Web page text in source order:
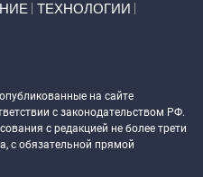
ТЕХНОЛОГИИ
на сайте
с законодательством РФ.
с редакцией не более трети
с обязательной прямой